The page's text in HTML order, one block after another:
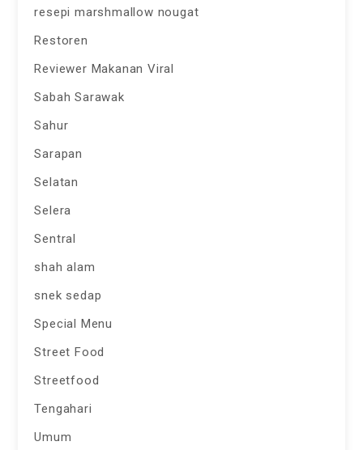
resepi marshmallow nougat
Restoren
Reviewer Makanan Viral
Sabah Sarawak
Sahur
Sarapan
Selatan
Selera
Sentral
shah alam
snek sedap
Special Menu
Street Food
Streetfood
Tengahari
Umum